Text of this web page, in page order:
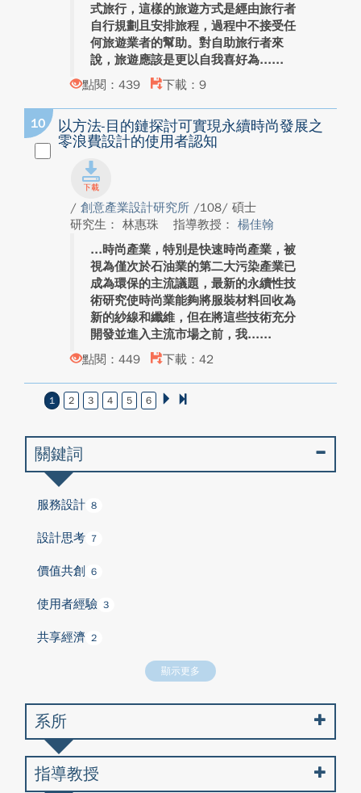
式旅行，這樣的旅遊方式是經由旅行者
自行規劃且安排旅程，過程中不接受任
何旅遊業者的幫助。對自助旅行者來
說，旅遊應該是更以自我喜好為...
點閱：439
下載：9
10
以方法-目的鏈探討可實現永續時尚發展之
零浪費設計的使用者認知
/ 創意產業設計研究所 /108/ 碩士
研究生： 林惠珠
指導教授： 楊佳翰
時尚產業，特別是快速時尚產業，被
視為僅次於石油業的第二大污染產業已
成為環保的主流議題，最新的永續性技
術研究使時尚業能夠將服裝材料回收為
新的紗線和纖維，但在將這些技術充分
開發並進入主流市場之前，我...
點閱：449
下載：42
1 2 3 4 5 6
關鍵詞
服務設計 8
設計思考 7
價值共創 6
使用者經驗 3
共享經濟 2
顯示更多
系所
指導教授